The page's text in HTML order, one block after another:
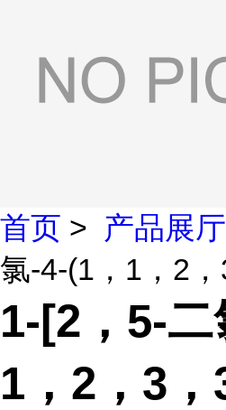
首页 > 产品展厅
氯-4-(1，1，2
1-[2，5-二
1，2，3